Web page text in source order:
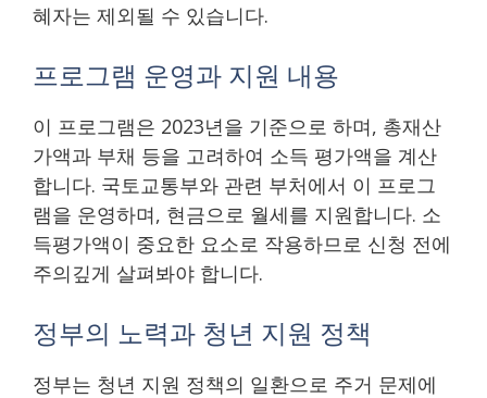
혜자는 제외될 수 있습니다.
프로그램 운영과 지원 내용
이 프로그램은 2023년을 기준으로 하며, 총재산
가액과 부채 등을 고려하여 소득 평가액을 계산
합니다. 국토교통부와 관련 부처에서 이 프로그
램을 운영하며, 현금으로 월세를 지원합니다. 소
득평가액이 중요한 요소로 작용하므로 신청 전에
주의깊게 살펴봐야 합니다.
정부의 노력과 청년 지원 정책
정부는 청년 지원 정책의 일환으로 주거 문제에